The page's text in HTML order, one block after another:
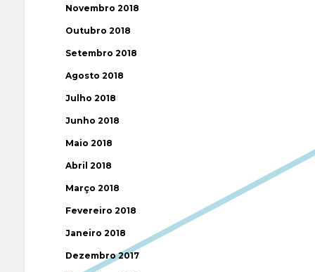
Novembro 2018
Outubro 2018
Setembro 2018
Agosto 2018
Julho 2018
Junho 2018
Maio 2018
Abril 2018
Março 2018
Fevereiro 2018
Janeiro 2018
Dezembro 2017